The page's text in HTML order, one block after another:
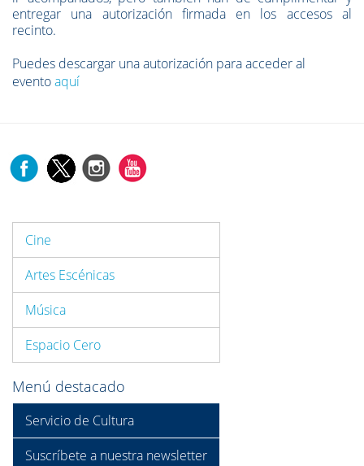
entregar una autorización firmada en los accesos al
recinto.
Puedes descargar una autorización para acceder al
eventoaquí
Cine
Artes Escénicas
Música
Espacio Cero
Menú destacado
Servicio de Cultura
Suscríbete a nuestra newsletter